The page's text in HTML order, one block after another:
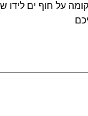
על חוף ים לידו